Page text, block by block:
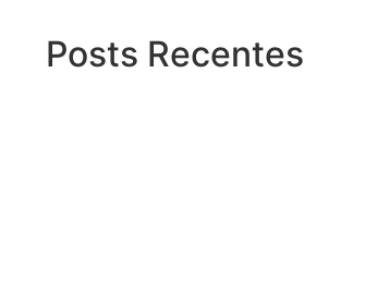
Posts Recentes